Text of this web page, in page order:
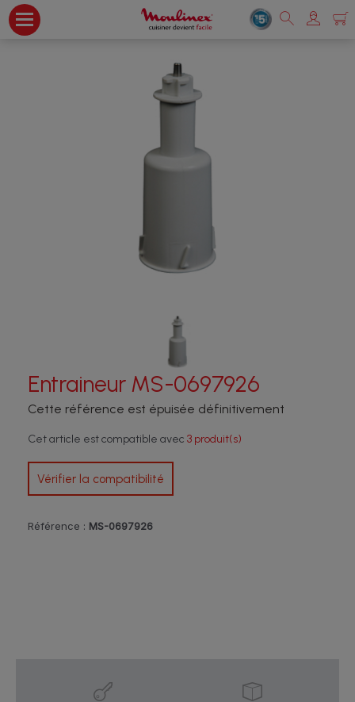
Entraineur MS-0697926
Cette référence est épuisée définitivement
Cet article est compatible avec 3 produit(s)
Vérifier la compatibilité
Référence : MS-0697926